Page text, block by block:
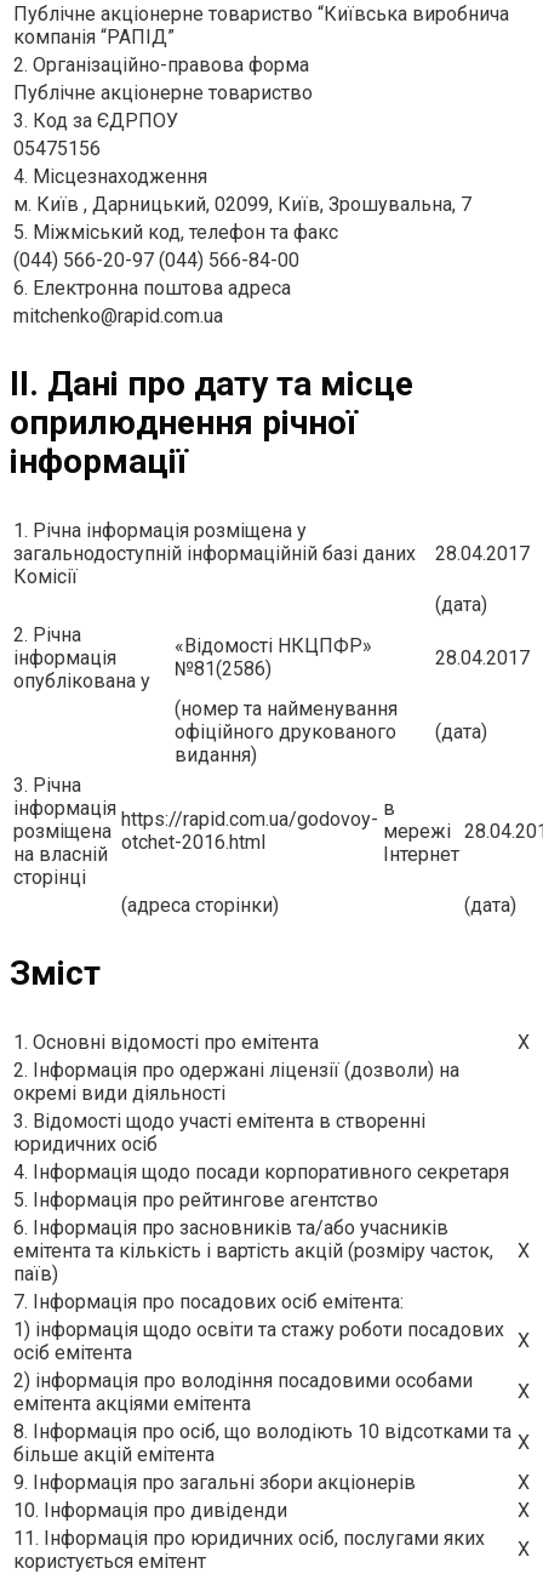
Публiчне акцiонерне товариство “Київська виробнича
компанiя “РАПIД”
2. Організаційно-правова форма
Публічне акціонерне товариство
3. Код за ЄДРПОУ
05475156
4. Місцезнаходження
м. Київ , Дарницький, 02099, Київ, Зрошувальна, 7
5. Міжміський код, телефон та факс
(044) 566-20-97 (044) 566-84-00
6. Електронна поштова адреса
mitchenko@rapid.com.ua
II. Дані про дату та місце
оприлюднення річної
інформації
1. Річна інформація розміщена у
загальнодоступній інформаційній базі даних
Комісії
28.04.2017
(дата)
2. Річна
інформація
опублікована у
«Вiдомостi НКЦПФР»
№81(2586)
28.04.2017
(номер та найменування
офіційного друкованого
видання)
(дата)
3. Річна
інформація
розміщена
на власній
сторінці
https://rapid.com.ua/godovoy-
otchet-2016.html
в
мережі
Інтернет
(адреса сторінки) (дата)
Зміст
1. Основні відомості про емітента
X
2. Інформація про одержані ліцензії (дозволи) на
окремі види діяльності
3. Відомості щодо участі емітента в створенні
юридичних осіб
4. Інформація щодо посади корпоративного секретаря
5. Інформація про рейтингове агентство
6. Інформація про засновників та/або учасників
емітента та кількість і вартість акцій (розміру часток,
паїв)
X
7. Інформація про посадових осіб емітента:
1) інформація щодо освіти та стажу роботи посадових
осіб емітента
X
2) інформація про володіння посадовими особами
емітента акціями емітента
X
8. Інформація про осіб, що володіють 10 відсотками та
більше акцій емітента
X
9. Інформація про загальні збори акціонерів
X
10. Інформація про дивіденди
X
11. Інформація про юридичних осіб, послугами яких
користується емітент
X